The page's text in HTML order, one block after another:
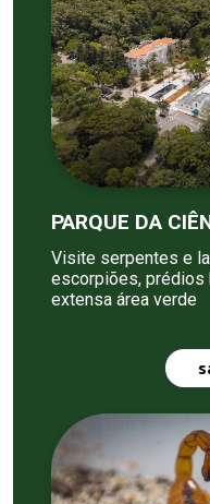
PARQUE DA
Visite serpentes e
escorpiões, prédios
extensa área verde